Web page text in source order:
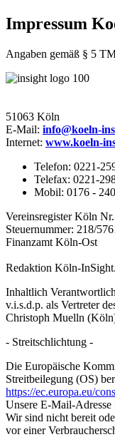
Impressum
Angaben gemäß § 5
51063 Köln
E-Mail: info@koeln-
Internet: www.koeln-
Telefon: 0221-
Telefax: 0221-
Mobil: 0176 -
Vereinsregister Köln
Steuernummer: 218/
Finanzamt Köln-Ost
Redaktion Köln-
Inhaltlich
v.i.s.d.p. als Vertreter
Christoph Muelln
- Streitschlichtung -
Die Europäische
Streitbeilegung (OS)
https://ec.europa.eu/
Unsere E-Mail-Adresse
Wir sind nicht bereit
vor einer